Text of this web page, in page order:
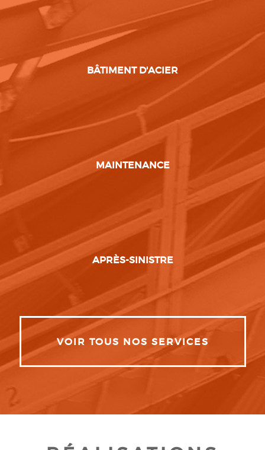
BÂTIMENT D'ACIER
MAINTENANCE
APRÈS-SINISTRE
VOIR TOUS NOS SERVICES